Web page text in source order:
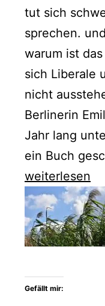
tut sich
sprechen.
warum ist
sich Liberale
nicht
Berlinerin
Jahr lang
ein Buch
Emilia
Smechowski
erlebt
die
Polens
weiterlesen
Gefällt mir: